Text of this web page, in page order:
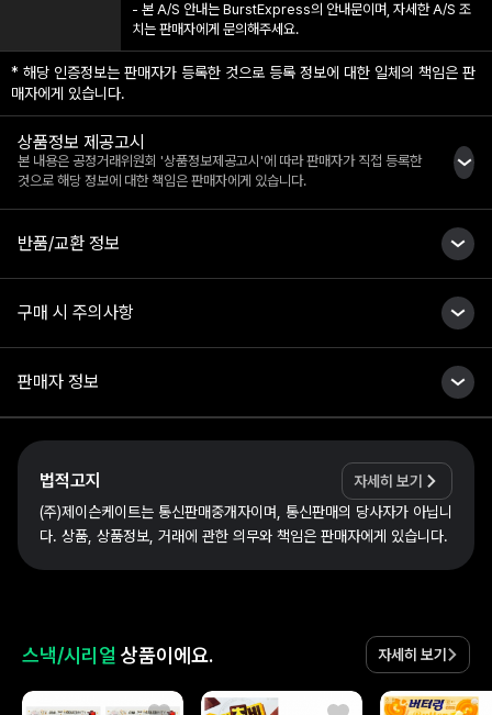
- 본 A/S 안내는 BurstExpress의 안내문이며, 자세한 A/S 조
치는 판매자에게 문의해주세요.
* 해당 인증정보는 판매자가 등록한 것으로 등록 정보에 대한 일체의 책임은 판
매자에게 있습니다.
상품정보 제공고시
본 내용은 공정거래위원회 '상품정보제공고시'에 따라 판매자가 직접 등록한
것으로 해당 정보에 대한 책임은 판매자에게 있습니다.
반품/교환 정보
구매 시 주의사항
판매자 정보
법적고지
자세히 보기
(주)제이슨케이트는 통신판매중개자이며, 통신판매의 당사자가 아닙니
다. 상품, 상품정보, 거래에 관한 의무와 책임은 판매자에게 있습니다.
스낵/시리얼 상품이에요. 자세히 보기